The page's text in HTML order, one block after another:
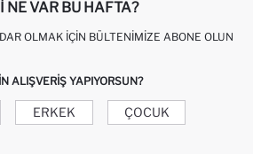
NE VAR BU HAFTA?
OLMAK İÇIN BÜLTENIMIZE ABONE OLUN
ALIŞVERIŞ YAPIYORSUN?
ERKEK ÇOCUK